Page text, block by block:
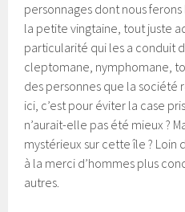
personnages dont nous
la petite vingtaine, tout juste
particularité qui les a conduit
cleptomane, nymphomane,
des personnes que la société
ici, c’est pour éviter la case
n’aurait-elle pas été mieux ?
mystérieux sur cette île ? Loin
à la merci d’hommes plus
autres.